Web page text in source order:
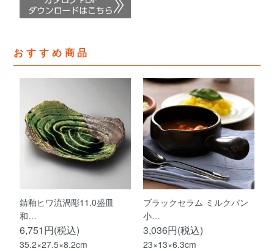
おすすめ商品
錆釉ヒワ流渦彫11.0盛皿
和…
6,751円(税込)
35.2×27.5×8.2cm
ブラックセラム ミルクパン
小…
3,036円(税込)
23×13×6.3cm